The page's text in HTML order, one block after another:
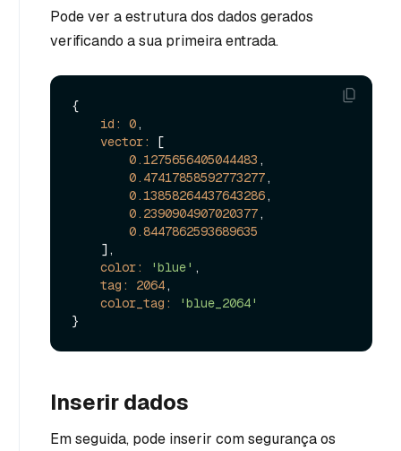
Pode ver a estrutura dos dados gerados
verificando a sua primeira entrada.
{
id:
0,
vector:
[
0.1275656405044483 ,
0.47417858592773277,
0.13858264437643286,
0.2390904907020377,
0.8447862593689635
color:
'blue' ,
tag:
2064,
color_tag:
'blue_2064'
Inserir dados
Em seguida, pode inserir com segurança os